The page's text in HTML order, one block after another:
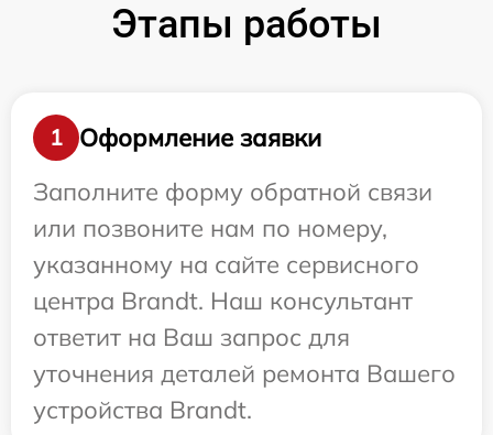
Этапы работы
1
Оформление заявки
Заполните форму обратной связи
или позвоните нам по номеру,
указанному на сайте сервисного
центра Brandt. Наш консультант
ответит на Ваш запрос для
уточнения деталей ремонта Вашего
устройства Brandt.